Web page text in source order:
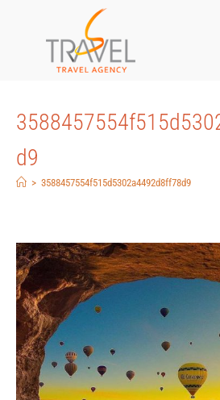
d9
> 3588457554f515d5302a4492d8ff78d9